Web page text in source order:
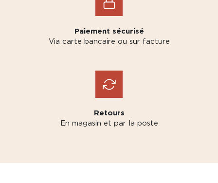
Paiement sécurisé
Via carte bancaire ou sur facture
Retours
En magasin et par la poste